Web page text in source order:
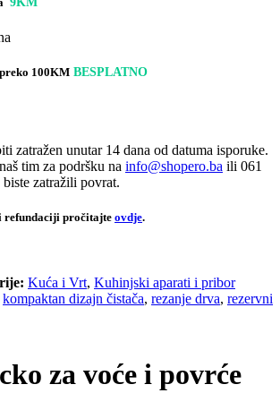
100KM BESPLATNO
zatražen unutar 14 dana od datuma isporuke.
tim za podršku na info@shopero.ba ili 061
zatražili povrat.
refundaciji pročitajte ovdje.
Kuća i Vrt, Kuhinjski aparati i pribor
kompaktan dizajn čistača, rezanje drva, rezervni
za voće i povrće